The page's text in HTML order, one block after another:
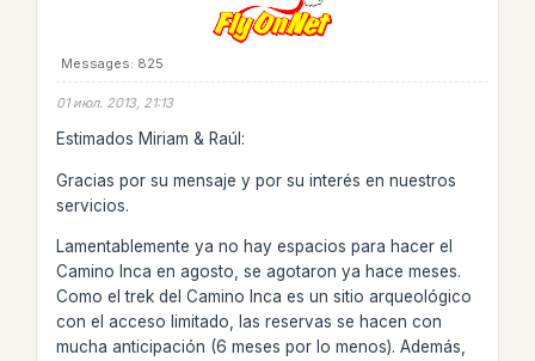
Messages: 825
01 июл. 2013, 21:13
Estimados Miriam & Raúl:
Gracias por su mensaje y por su interés en nuestros
servicios.
Lamentablemente ya no hay espacios para hacer el
Camino Inca en agosto, se agotaron ya hace meses.
Como el trek del Camino Inca es un sitio arqueológico
con el acceso limitado, las reservas se hacen con
mucha anticipación (6 meses por lo menos). Además,